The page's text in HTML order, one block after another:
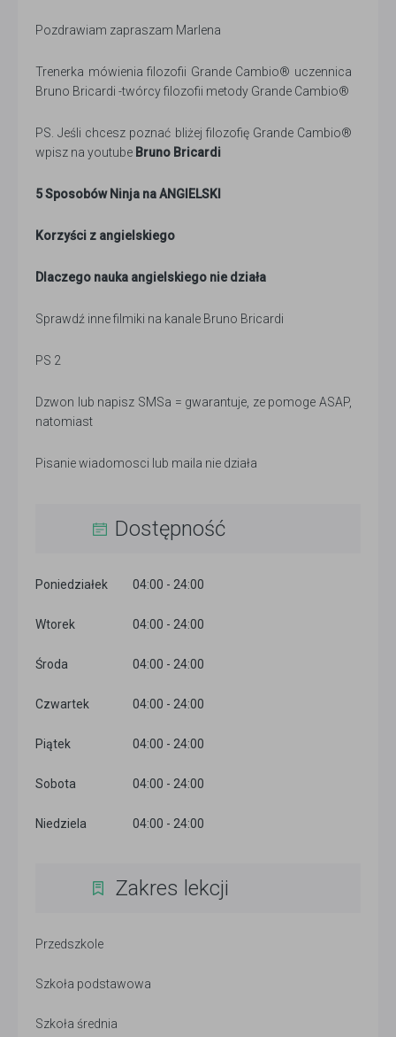
Pozdrawiam zapraszam Marlena
Trenerka mówienia filozofii Grande Cambio® uczennica
Bruno Bricardi -twórcy filozofii metody Grande Cambio®
PS. Jeśli chcesz poznać bliżej filozofię Grande Cambio®
wpisz na youtube Bruno Bricardi
5 Sposobów Ninja na ANGIELSKI
Korzyści z angielskiego
Dlaczego nauka angielskiego nie działa
Sprawdź inne filmiki na kanale Bruno Bricardi
PS 2
Dzwon lub napisz SMSa = gwarantuje, ze pomoge ASAP,
natomiast
Pisanie wiadomosci lub maila nie działa
Dostępność
Poniedziałek 04:00 - 24:00
Wtorek 04:00 - 24:00
Środa 04:00 - 24:00
Czwartek 04:00 - 24:00
Piątek 04:00 - 24:00
Sobota 04:00 - 24:00
Niedziela 04:00 - 24:00
Zakres lekcji
Przedszkole
Szkoła podstawowa
Szkoła średnia